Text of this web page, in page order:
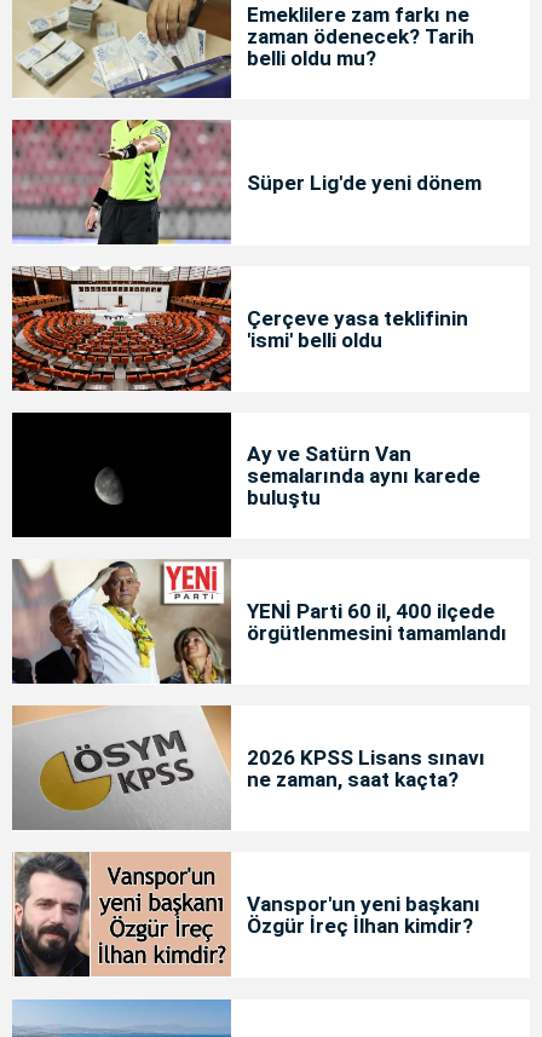
Emeklilere zam farkı ne
zaman ödenecek? Tarih
belli oldu mu?
Süper Lig'de yeni dönem
Çerçeve yasa teklifinin
'ismi' belli oldu
Ay ve Satürn Van
semalarında aynı karede
buluştu
YENİ Parti 60 il, 400 ilçede
örgütlenmesini tamamlandı
2026 KPSS Lisans sınavı
ne zaman, saat kaçta?
Vanspor'un yeni başkanı
Özgür İreç İlhan kimdir?